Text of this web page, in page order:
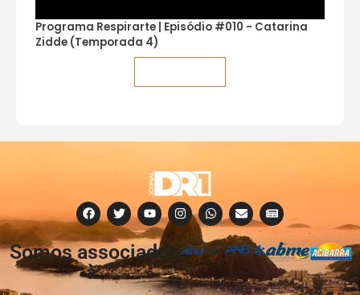
Programa Respirarte | Episódio #010 - Catarina
Zidde (Temporada 4)
Somos associados
à: